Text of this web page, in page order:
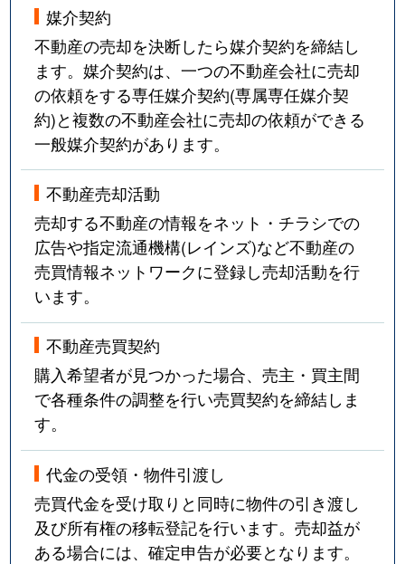
媒介契約
不動産の売却を決断したら媒介契約を締結し
ます。媒介契約は、一つの不動産会社に売却
の依頼をする専任媒介契約(専属専任媒介契
約)と複数の不動産会社に売却の依頼ができる
一般媒介契約があります。
不動産売却活動
売却する不動産の情報をネット・チラシでの
広告や指定流通機構(レインズ)など不動産の
売買情報ネットワークに登録し売却活動を行
います。
不動産売買契約
購入希望者が見つかった場合、売主・買主間
で各種条件の調整を行い売買契約を締結しま
す。
代金の受領・物件引渡し
売買代金を受け取りと同時に物件の引き渡し
及び所有権の移転登記を行います。売却益が
ある場合には、確定申告が必要となります。